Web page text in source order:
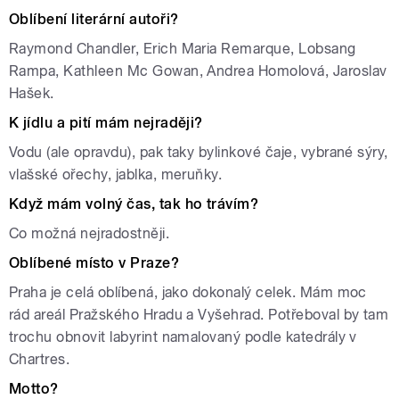
Oblíbení literární autoři?
Raymond Chandler, Erich Maria Remarque, Lobsang
Rampa, Kathleen Mc Gowan, Andrea Homolová, Jaroslav
Hašek.
K jídlu a pití mám nejraději?
Vodu (ale opravdu), pak taky bylinkové čaje, vybrané sýry,
vlašské ořechy, jablka, meruňky.
Když mám volný čas, tak ho trávím?
Co možná nejradostněji.
Oblíbené místo v Praze?
Praha je celá oblíbená, jako dokonalý celek. Mám moc
rád areál Pražského Hradu a Vyšehrad. Potřeboval by tam
trochu obnovit labyrint namalovaný podle katedrály v
Chartres.
Motto?